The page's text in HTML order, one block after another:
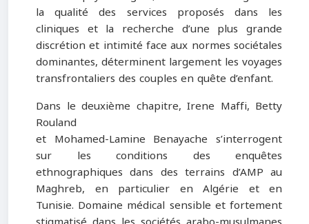
la qualité des services proposés dans les
cliniques et la recherche d’une plus grande
discrétion et intimité face aux normes sociétales
dominantes, déterminent largement les voyages
transfrontaliers des couples en quête d’enfant.
Dans le deuxième chapitre, Irene Maffi, Betty
Rouland
et Mohamed-Lamine Benayache s’interrogent
sur les conditions des enquêtes
ethnographiques dans des terrains d’AMP au
Maghreb, en particulier en Algérie et en
Tunisie. Domaine médical sensible et fortement